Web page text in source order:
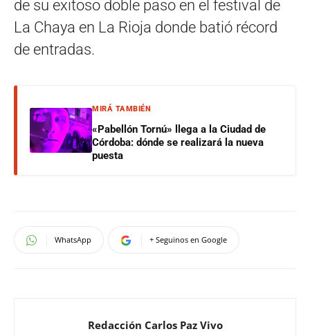
de su exitoso doble paso en el festival de
La Chaya en La Rioja donde batió récord
de entradas.
MIRÁ TAMBIÉN
«Pabellón Tornú» llega a la Ciudad de
Córdoba: dónde se realizará la nueva
puesta
WhatsApp + Seguinos en Google
Redacción Carlos Paz Vivo